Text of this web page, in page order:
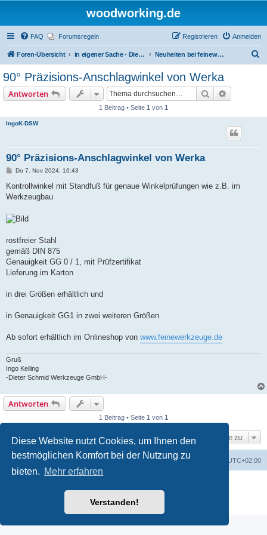
Diese Website nutzt Cookies, um Ihnen den
bestmöglichen Komfort bei der Nutzung zu
bieten. Mehr erfahren
Verstanden!
woodworking.de
FAQ Forumsregeln Anmelden
Registrieren
Foren-Übersicht in eigener Sache - Dieter Schmid Werkzeuge GmbH Neuheiten bei feinewerkzeuge.de
90° Präzisions-Anschlagwinkel von Werka
Antworten Suche
1 Beitrag • Seite 1 von 1
IngoK-DSW
90° Präzisions-Anschlagwinkel von Werka
B
i
r
g
Do 7. Nov 2024, 16:43
Kontrollwinkel mit Standfuß für genaue Winkelprüfungen wie z.B. im
Werkzeugbau
rostfreier Stahl
gemäß DIN 875
Genauigkeit GG 0 / 1, mit Prüfzertifikat
Lieferung im Karton
in drei Größen erhältlich und
in Genauigkeit GG1 in zwei weiteren Größen
Ab sofort erhältlich im Onlineshop von www.feinewerkzeuge.de
Gruß
Ingo Kelling
-Dieter Schmid Werkzeuge GmbH-
Antworten
1 Beitrag • Seite 1 von 1
Gehe zu
Foren-Übersicht Alle Zeiten sind UTC+02:00
Deutsche Übersetzung durchphpBB.de
Datenschutz|Nutzungsbedingungen